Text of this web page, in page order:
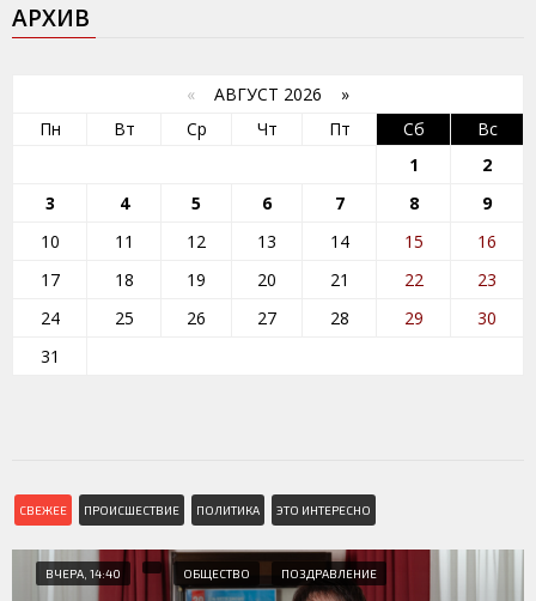
АРХИВ
« АВГУСТ 2026 »
Пн
Вт Ср Чт Пт Сб
Вс
1
2
3
4 5 6 7 8
9
10
11 12 13 14 15
16
17
18 19 20 21 22
23
24
25 26 27 28 29
30
31
СВЕЖЕЕ ПРОИСШЕСТВИЕ ПОЛИТИКА ЭТО ИНТЕРЕСНО
ВЧЕРА, 14:40 ОБЩЕСТВО ПОЗДРАВЛЕНИЕ